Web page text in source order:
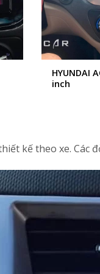
+
HYUNDAI
inch
kế theo xe. Các